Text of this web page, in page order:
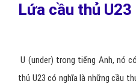
Lứa cầu thủ U23
U (under) trong tiếng Anh, nó
thủ U23 có nghĩa là những cầu